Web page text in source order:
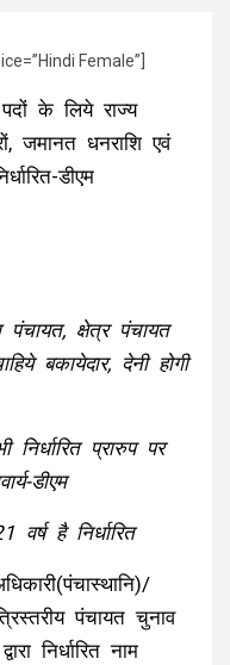
Female”]
के लिये राज्य
जमानत धनराशि एवं
डीएम
पंचायत, क्षेत्र पंचायत
बकायेदार, देनी होगी
निर्धारित प्रारुप पर
डीएम
है निर्धारित
पंचायत चुनाव
निर्धारित नाम